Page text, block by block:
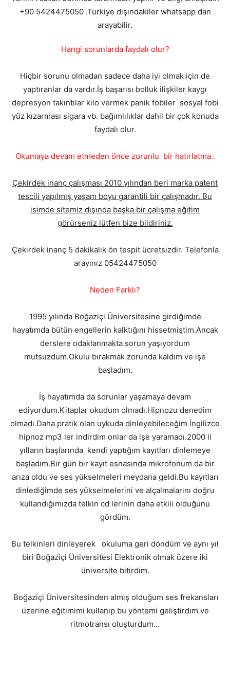
+90 5424475050 .Türkiye dışındakiler whatsapp dan
arayabilir.
Hangi sorunlarda faydalı olur?
Hiçbir sorunu olmadan sadece daha iyi olmak için de
yaptıranlar da vardır.İş başarısı bolluk ilişkiler kaygı
depresyon takıntılar kilo vermek panik fobiler sosyal fobi
yüz kızarması sigara vb. bağımlılıklar dahil bir çok konuda
faydalı olur.
Okumaya devam etmeden önce zorunlu bir hatırlatma .
Çekirdek inanç çalışması 2010 yılından beri marka patent
tescili yapılmış yaşam boyu garantili bir çalışmadır. Bu
isimde sitemiz dışında başka bir çalışma eğitim
görürseniz lütfen bize bildiriniz.
Çekirdek inanç 5 dakikalık ön tespit ücretsizdir. Telefonla
arayınız 05424475050
Neden Farklı?
1995 yılında Boğaziçi Üniversitesine girdiğimde
hayatımda bütün engellerin kalktığını hissetmiştim.Ancak
derslere odaklanmakta sorun yaşıyordum
mutsuzdum.Okulu bırakmak zorunda kaldım ve işe
başladım.
İş hayatımda da sorunlar yaşamaya devam
ediyordum.Kitaplar okudum olmadı.Hipnozu denedim
olmadı.Daha pratik olan uykuda dinleyebileceğim İngilizce
hipnoz mp3 ler indirdim onlar da işe yaramadı.2000 li
yılların başlarında kendi yaptığım kayıtları dinlemeye
başladım.Bir gün bir kayıt esnasında mikrofonum da bir
arıza oldu ve ses yükselmeleri meydana geldi.Bu kayıtları
dinlediğimde ses yükselmelerini ve alçalmalarını doğru
kullandığımızda telkin cd lerinin daha etkili olduğunu
gördüm.
Bu telkinleri dinleyerek okuluma geri döndüm ve aynı yıl
biri Boğaziçi Üniversitesi Elektronik olmak üzere iki
üniversite bitirdim.
Boğaziçi Üniversitesinden almış olduğum ses frekansları
üzerine eğitimimi kullanıp bu yöntemi geliştirdim ve
ritmotransı oluşturdum...